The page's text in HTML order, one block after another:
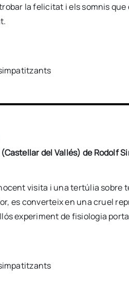
la felicitat i els somnis que
(Castellar del Vallés) de Rodolf
visita i una tertúlia
es converteix en una cruel
experiment de fisiologia